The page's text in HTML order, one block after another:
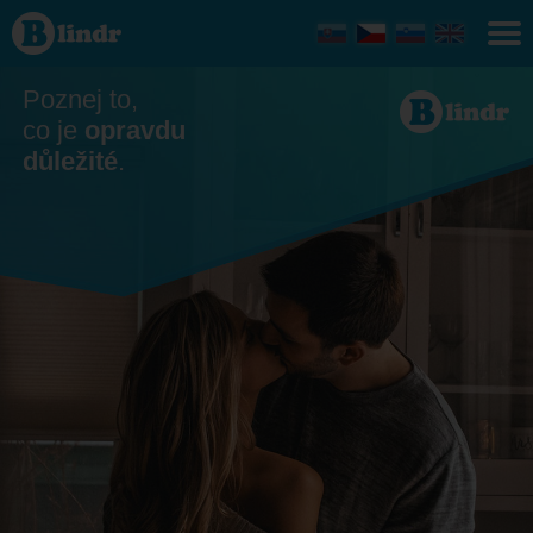
Seznamka
Trenčiansky
kraj
Poznej to,
co je opravdu
důležité.